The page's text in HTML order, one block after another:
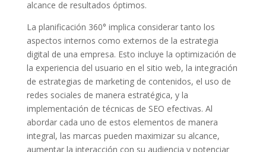
alcance de resultados óptimos.
La planificación 360° implica considerar tanto los
aspectos⁢ internos como externos de la‍ estrategia
digital de⁤ una empresa. Esto⁤ incluye ‌la optimización⁣ de
la experiencia⁤ del usuario en el sitio web, la ‍integración
de estrategias de ​marketing de contenidos, el uso de
redes sociales de manera estratégica, ⁣y la
implementación⁢ de técnicas⁤ de SEO efectivas. Al
abordar cada uno de estos elementos⁤ de manera
integral, las marcas pueden maximizar su alcance,
aumentar ​la interacción con⁣ su audiencia y potenciar